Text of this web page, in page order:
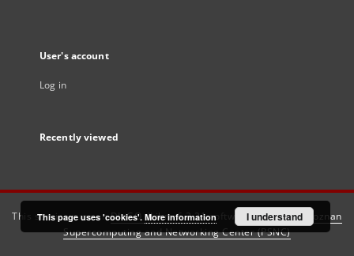
User's account
Log in
Recently viewed
This service runs onDInGO dLibra 6.3.21software created by
Poznan
Supercomputing and Networking Center (PSNC)
This page uses 'cookies'. More information I understand